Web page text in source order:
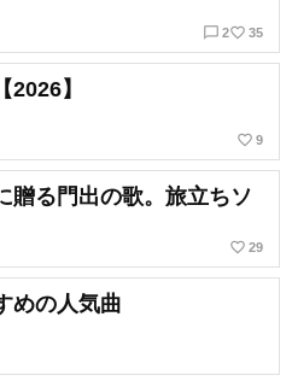
chat_bubble_outline 2favorite_border 35
2026】
favorite_border 9
贈る門出の歌。旅立ちソ
favorite_border 29
めの人気曲